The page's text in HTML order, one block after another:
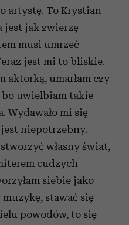
artystę. To Krystian
jest jak zwierzę
musi umrzeć
jest mi to bliskie.
aktorką, umarłam czy
bo uwielbiam takie
Wydawało mi się
jest niepotrzebny.
własny świat,
cudzych
siebie jako
stawać się
powodów, to się